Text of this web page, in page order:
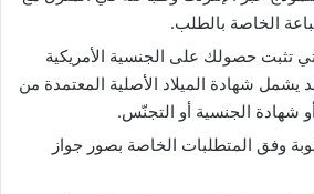
الخاصة بالطلب.
تثبت حصولك على الجنسية الأمريكية
يشمل شهادة الميلاد الأصلية المعتمدة من
أو شهادة الجنسية أو التجنّس.
وفق المتطلبات الخاصة بصور جواز